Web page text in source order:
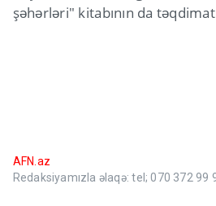
şəhərləri" kitabının da
AFN.az
Redaksiyamızla əlaqə: tel; 070 372